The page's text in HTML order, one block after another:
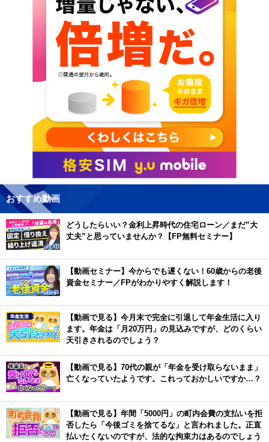
おすすめ動画
どうしたらいい？金利上昇時代の住宅ローン／まだ”大
丈夫”と思っていませんか？【FP無料セミナー】
【動画セミナー】今からでも遅くない！60歳からの老後
資金セミナー／FPがわかりやすく解説します！
【動画で見る】今月末で完全に引退して年金生活に入り
ます。年金は「月20万円」の見込みですが、どのくらい
天引きされるのでしょう？
【動画で見る】70代の親が「年金を受け取らないまま」
亡くなっていたようです。これっておかしいですか…？
【動画で見る】年間「5000円」の町内会費の支払いを拒
否したら「今後ゴミを捨てるな」と言われました。正直
払いたくないのですが、法的な拘束力はあるのでしょう